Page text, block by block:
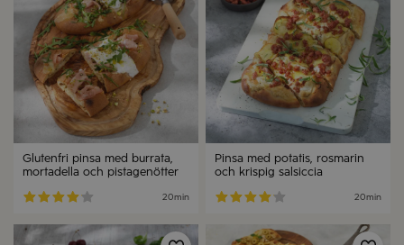
Glutenfri pinsa med burrata,
mortadella och pistagenötter
20min
Pinsa med potatis, rosmarin
och krispig salsiccia
20min